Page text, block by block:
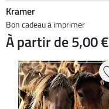
Kramer
Bon cadeau à imprimer
À partir de 5,00 €